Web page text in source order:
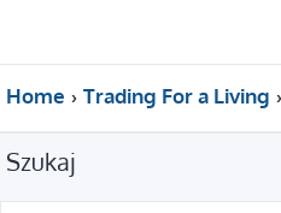
Home Trading For a Living
Szukaj